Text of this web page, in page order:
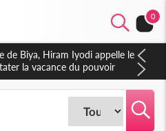
0
au PDCI-RDA, Lessiehi bannit